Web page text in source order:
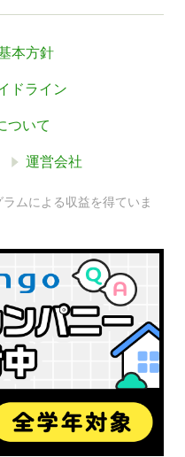
本方針
ドライン
ついて
運営会社
ムによる収益を得ていま